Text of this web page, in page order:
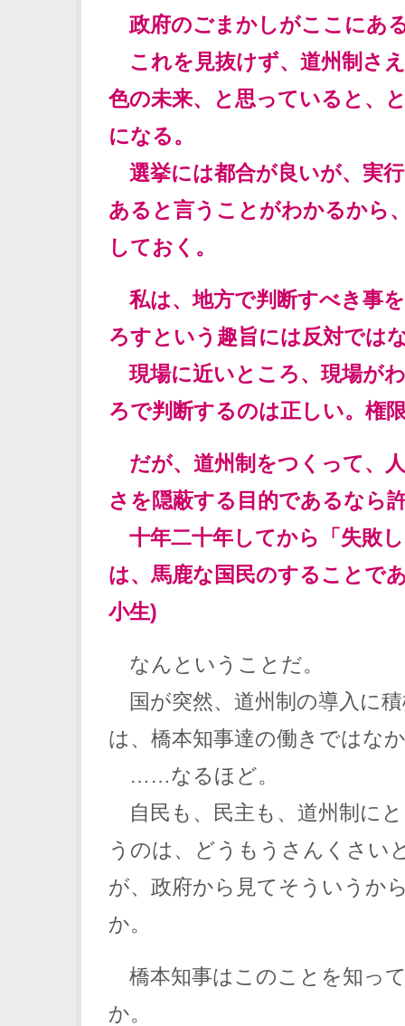
政府のごまかしがここにあ
これを見抜けず、道州制さ
色の未来、と思っていると、
になる。
選挙には都合が良いが、実
あると言うことがわかるから
しておく。
私は、地方で判断すべき事
ろすという趣旨には反対では
現場に近いところ、現場が
ろで判断するのは正しい。権
だが、道州制をつくって、
さを隠蔽する目的であるなら
十年二十年してから「失敗
は、馬鹿な国民のすること
小生)
なんということだ。
国が突然、道州制の導入に
は、橋本知事達の働きではな
……なるほど。
自民も、民主も、道州制に
うのは、どうもうさんくさい
が、政府から見てそういうか
か。
橋本知事はこのことを知っ
か。